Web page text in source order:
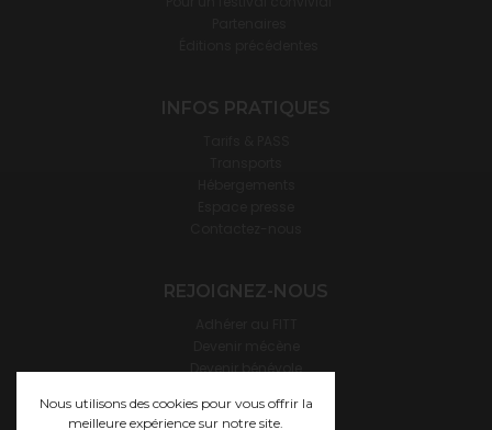
REJOIGNEZ-NOUS
Devenir bénévole
Nous utilisons des cookies pour vous offrir la
meilleure expérience sur notre site.